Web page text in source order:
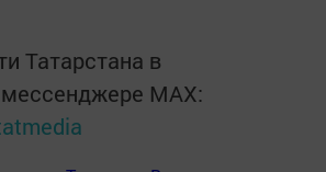
Татарстана в
MАХ: